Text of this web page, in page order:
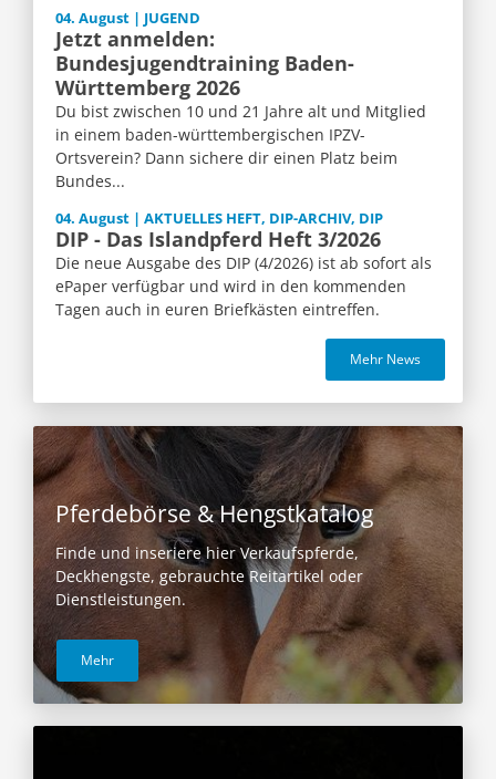
04. August | JUGEND
Jetzt anmelden:
Bundesjugendtraining Baden-
Württemberg 2026
Du bist zwischen 10 und 21 Jahre alt und Mitglied
in einem baden-württembergischen IPZV-
Ortsverein? Dann sichere dir einen Platz beim
Bundes...
04. August | AKTUELLES HEFT, DIP-ARCHIV, DIP
DIP - Das Islandpferd Heft 3/2026
Die neue Ausgabe des DIP (4/2026) ist ab sofort als
ePaper verfügbar und wird in den kommenden
Tagen auch in euren Briefkästen eintreffen.
Mehr News
Pferdebörse & Hengstkatalog
Finde und inseriere hier Verkaufspferde,
Deckhengste, gebrauchte Reitartikel oder
Dienstleistungen.
Mehr